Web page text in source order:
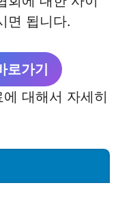
면 됩니다.
로가기
대해서 자세히